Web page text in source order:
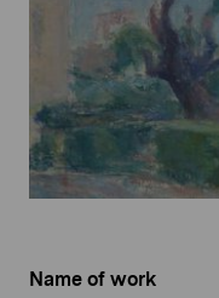
Name of work